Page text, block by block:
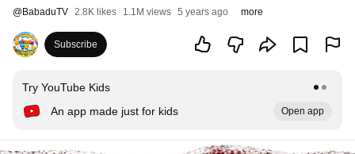
@BabaduTV 2.8K likes 1.1M views 5 years ago more
Subscribe
Try YouTube Kids
An app made just for kids
Open app